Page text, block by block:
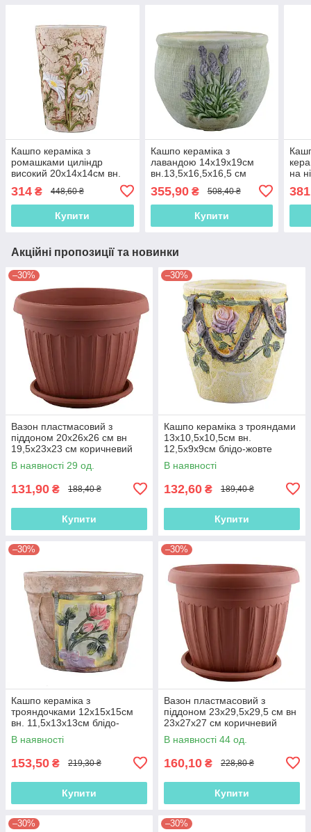
Кашпо кераміка з
ромашками циліндр
високий 20х14х14см вн.
теракотове (41028.001)
314 ₴ 448,60 ₴
Купити
Кашпо кераміка з
лавандою 14х19х19см
вн.13,5х16,5х16,5 см
блідо-зелене (41031.001)
355,90₴ 508,40 ₴
Купити
на
381
Акційні пропозиції та новинки
–30%
Вазон пластмасовий з
піддоном 20х26х26 см вн
19,5х23х23 см коричневий
(41010.001)
В наявності 29 од.
131,90 ₴ 188,40 ₴
Купити
–30%
Кашпо кераміка з трояндами
13х10,5х10,5см вн.
12,5х9х9см блідо-жовте
(41011.003)
В наявності
132,60 ₴ 189,40 ₴
Купити
–30%
Кашпо кераміка з
трояндочками 12х15х15см
вн. 11,5х13х13см блідо-
рожеве (41013.005)
В наявності
153,50 ₴ 219,30 ₴
Купити
–30%
Вазон пластмасовий з
піддоном 23х29,5х29,5 см вн
23х27х27 см коричневий
(41014.001)
В наявності 44 од.
160,10 ₴ 228,80 ₴
Купити
–30% –30%